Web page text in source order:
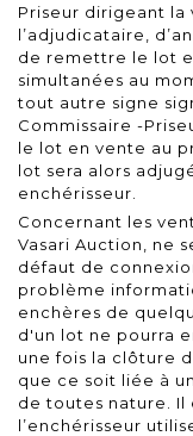
Priseur dirigeant
l’adjudicataire,
de remettre le lot
simultanées au
tout autre signe
Commissaire -
le lot en vente au
lot sera alors
enchérisseur.
Concernant les
Vasari Auction, ne
défaut de
problème
enchères de
d'un lot ne pourra
une fois la clôture
que ce soit liée à
de toutes nature. Il
l’enchérisseur